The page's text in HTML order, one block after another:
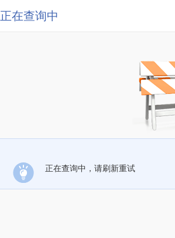
正在查询中
正在查询中，请刷新重试